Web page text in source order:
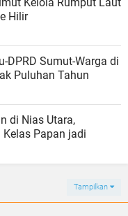
Hilir
DPRD Sumut-Warga di
Puluhan Tahun
di Nias Utara,
Kelas Papan jadi
Tampilkan